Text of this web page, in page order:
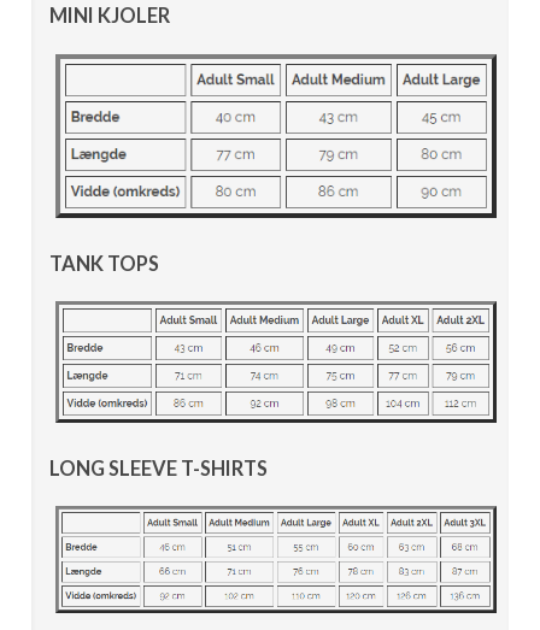
MINI KJOLER
TANK TOPS
LONG SLEEVE T-SHIRTS